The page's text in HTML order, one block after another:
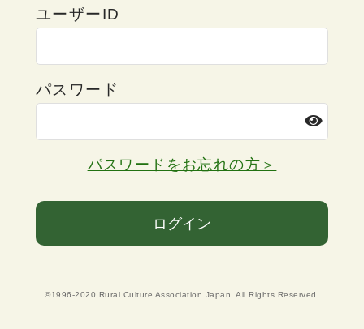
ユーザーID
パスワード
パスワードをお忘れの方＞
ログイン
©1996-2020 Rural Culture Association Japan. All Rights Reserved.